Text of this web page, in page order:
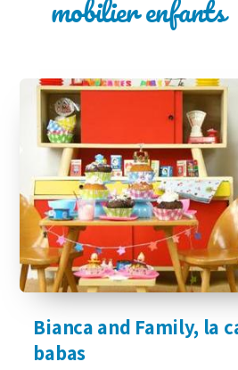
mobilier enfants
Bianca and Family, la
babas